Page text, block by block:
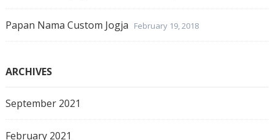
Papan Nama Custom Jogja February 19, 2018
ARCHIVES
September 2021
February 2021